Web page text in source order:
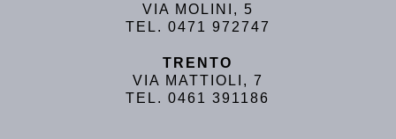
VIA MOLINI, 5
TEL. 0471 972747
TRENTO
VIA MATTIOLI, 7
TEL. 0461 391186